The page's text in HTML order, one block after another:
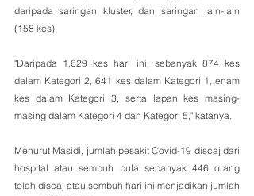
daripada saringan kluster, dan saringan lain-lain
(158 kes).
"Daripada 1,629 kes hari ini, sebanyak 874 kes
dalam Kategori 2, 641 kes dalam Kategori 1, enam
kes dalam Kategori 3, serta lapan kes masing-
masing dalam Kategori 4 dan Kategori 5," katanya.
Menurut Masidi, jumlah pesakit Covid-19 discaj dari
hospital atau sembuh pula sebanyak 446 orang
telah discaj atau sembuh hari ini menjadikan jumlah